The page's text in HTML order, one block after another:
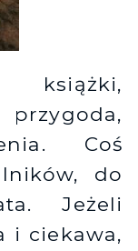
Coś
do
Jeżeli
i ciekawa,